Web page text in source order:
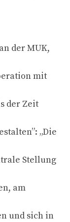
der MUK,
mit
der Zeit
„Die
Stellung
am
und sich in